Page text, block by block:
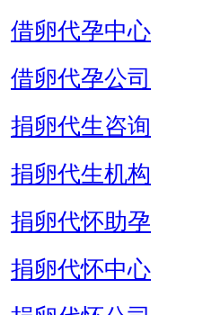
借卵代孕中心
借卵代孕公司
捐卵代生咨询
捐卵代生机构
捐卵代怀助孕
捐卵代怀中心